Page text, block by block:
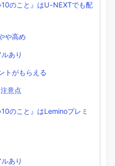
10のこと』はU-NEXTでも配
や高め
あり
トがもらえる
意点
のこと』はLeminoプレミ
あり